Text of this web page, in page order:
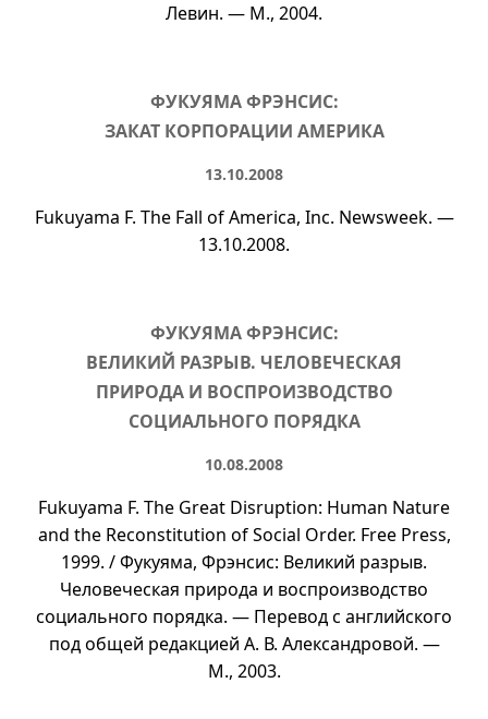
Левин. — М., 2004.
ФУКУЯМА ФРЭНСИС:
ЗАКАТ КОРПОРАЦИИ АМЕРИКА
13.10.2008
Fukuyama F. The Fall of America, Inc. Newsweek. —
13.10.2008.
ФУКУЯМА ФРЭНСИС:
ВЕЛИКИЙ РАЗРЫВ. ЧЕЛОВЕЧЕСКАЯ
ПРИРОДА И ВОСПРОИЗВОДСТВО
СОЦИАЛЬНОГО ПОРЯДКА
10.08.2008
Fukuyama F. The Great Disruption: Human Nature
and the Reconstitution of Social Order. Free Press,
1999. / Фукуяма, Фрэнсис: Великий разрыв.
Человеческая природа и воспроизводство
социального порядка. — Перевод с английского
под общей редакцией А. В. Александровой. —
М., 2003.